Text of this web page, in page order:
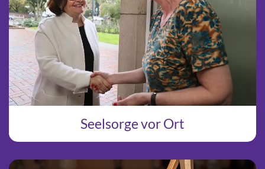
Seelsorge vor Ort